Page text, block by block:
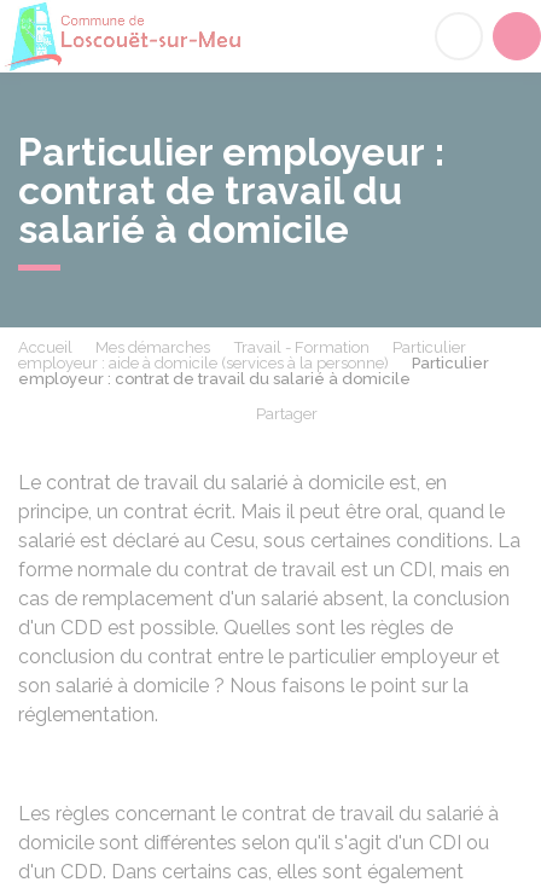
Particulier employeur :
contrat de travail du
salarié à domicile
Accueil Mes démarches Travail - Formation
Particulier
employeur : aide à domicile (services à la personne)
Particulier
employeur : contrat de travail du salarié à domicile
Partager
Le contrat de travail du salarié à domicile est, en
principe, un contrat écrit. Mais il peut être oral, quand le
salarié est déclaré au Cesu, sous certaines conditions. La
forme normale du contrat de travail est un CDI, mais en
cas de remplacement d'un salarié absent, la conclusion
d'un CDD est possible. Quelles sont les règles de
conclusion du contrat entre le particulier employeur et
son salarié à domicile ? Nous faisons le point sur la
réglementation.
Les règles concernant le contrat de travail du salarié à
domicile sont différentes selon qu'il s'agit d'un CDI ou
d'un CDD. Dans certains cas, elles sont également